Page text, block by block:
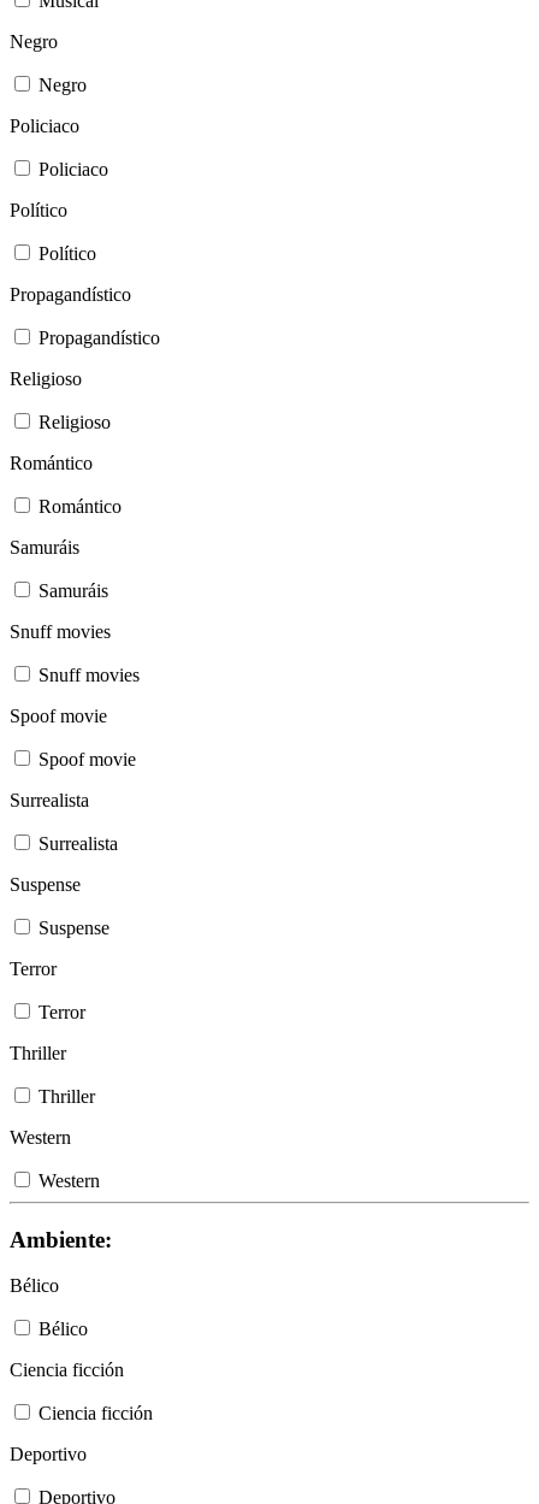
Negro
Negro
Policiaco
Policiaco
Político
Político
Propagandístico
Propagandístico
Religioso
Religioso
Romántico
Romántico
Samuráis
Samuráis
Snuff movies
Snuff movies
Spoof movie
Spoof movie
Surrealista
Surrealista
Suspense
Suspense
Terror
Terror
Thriller
Thriller
Western
Western
Ambiente:
Bélico
Bélico
Ciencia ficción
Ciencia ficción
Deportivo
Deportivo